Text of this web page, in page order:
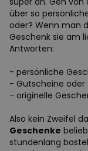
über so
oder? Wenn man
Geschenk sie am
Antworten:
- persönliche
- Gutscheine oder
- originelle
Also kein Zweifel
Geschenke
stundenlang